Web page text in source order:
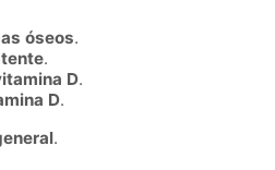
óseos.
.
D.
D.
.